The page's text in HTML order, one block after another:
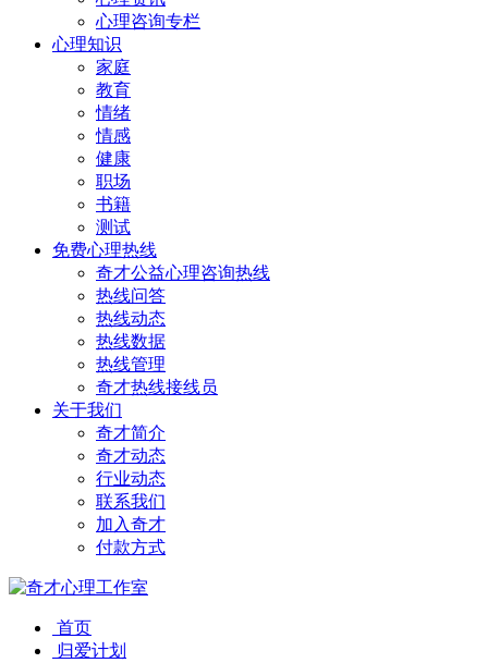
心理咨询专栏
心理知识
家庭
教育
情绪
情感
健康
职场
书籍
测试
免费心理热线
奇才公益心理咨询热线
热线问答
热线动态
热线数据
热线管理
奇才热线接线员
关于我们
奇才简介
奇才动态
行业动态
联系我们
加入奇才
付款方式
首页
归爱计划